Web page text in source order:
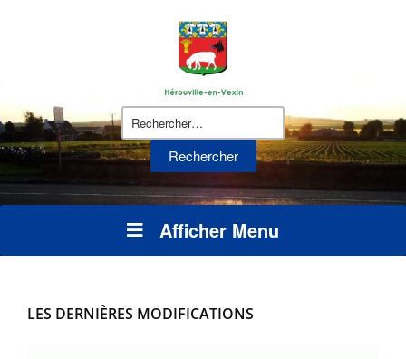
Rechercher :
Afficher Menu
LES DERNIÈRES MODIFICATIONS